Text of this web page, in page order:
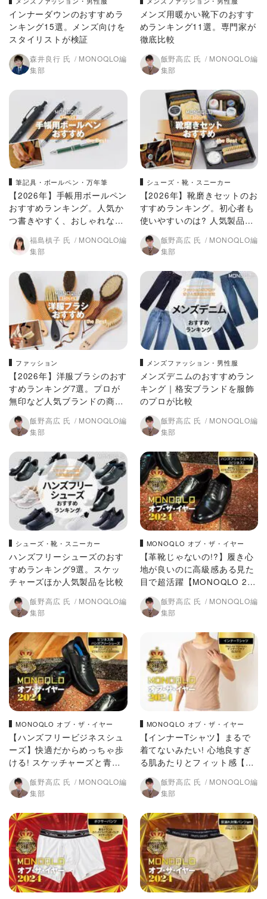
インナーダウンのおすすめラ
ンキング15選。メンズ向けを
スタイリストが検証
森井良行 氏
MONOQLO編
集部
メンズ用暖かい靴下のおすす
めランキング11選。専門家が
徹底比較
飯野高広 氏
MONOQLO編
集部
筆記具・ボールペン・万年筆
【2026年】手帳用ボールペン
おすすめランキング。人気か
つ書きやすく、おしゃれなの
福島槙子 氏
MONOQLO編
集部
シューズ・靴・スニーカー
【2026年】靴磨きセットのお
すすめランキング。初心者も
使いやすいのは? 人気製品を
プロが徹底比較
飯野高広 氏
MONOQLO編
集部
ファッション
【2026年】洋服ブラシのおす
すめランキング7選。プロが
無印など人気ブランドの商品
を徹底比較
飯野高広 氏
MONOQLO編
集部
メンズファッション・男性服
メンズデニムのおすすめラン
キング｜格安ブランドを服飾
のプロが比較
飯野高広 氏
MONOQLO編
集部
シューズ・靴・スニーカー
ハンズフリーシューズのおす
すめランキング9選。スケッ
チャーズほか人気製品を比較
飯野高広 氏
MONOQLO編
集部
MONOQLO オブ・ザ・イヤー
【革靴じゃないの!?】履き心
地が良いのに高級感ある見た
目で超活躍【MONOQLO 202
4年ベストバイ】
飯野高広 氏
MONOQLO編
集部
MONOQLO オブ・ザ・イヤー
【ハンズフリービジネスシュ
ーズ】快適だからめっちゃ歩
ける! スケッチャーズと青山
のさすがのコラボ【MONOQ
LO 2024年ベストバイ】
飯野高広 氏
MONOQLO編
集部
MONOQLO オブ・ザ・イヤー
【インナーTシャツ】まるで
着てないみたい! 心地良すぎ
る肌あたりとフィット感【M
ONOQLO 2024年ベストバ
イ】
飯野高広 氏
MONOQLO編
集部